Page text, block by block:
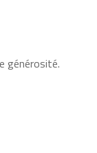
générosité.